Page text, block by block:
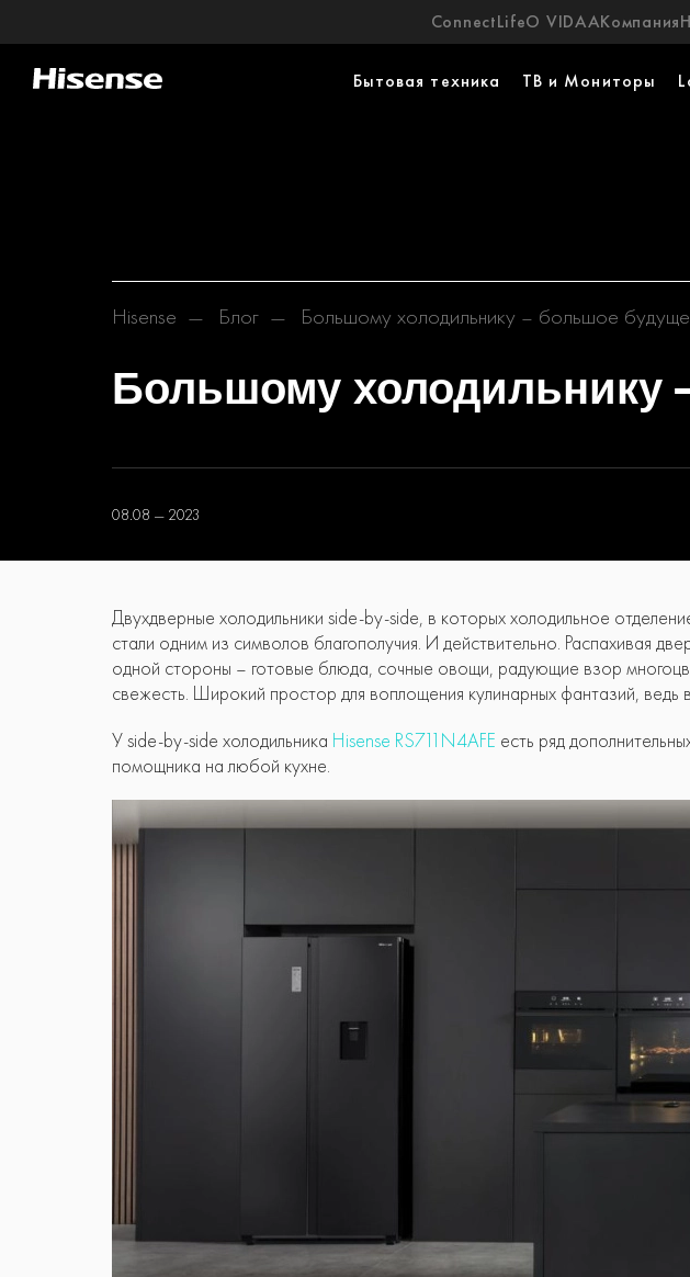
ConnectLifeО VIDAAКомпания
Бытовая техника ТВ и Мониторы
Hisense Блог Большому холодильнику – большое
Большому холодильнику
08.08 — 2023
Двухдверные холодильники side-by-side, в которых холодильное
стали одним из символов благополучия. И действительно. Распахивая
одной стороны – готовые блюда, сочные овощи, радующие взор
свежесть. Широкий простор для воплощения кулинарных фантазий,
У side-by-side холодильника Hisense RS711N4AFE есть ряд
помощника на любой кухне.